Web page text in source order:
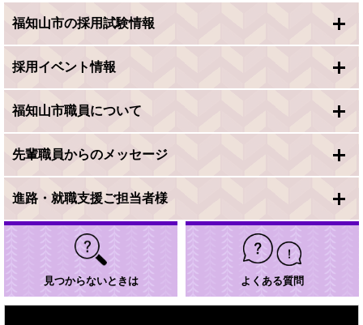
福知山市の採用試験情報
採用イベント情報
福知山市職員について
先輩職員からのメッセージ
進路・就職支援ご担当者様
見つからないときは よくある質問